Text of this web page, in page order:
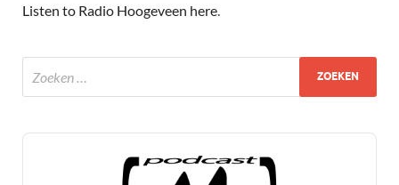
Listen to Radio Hoogeveen here.
Audio